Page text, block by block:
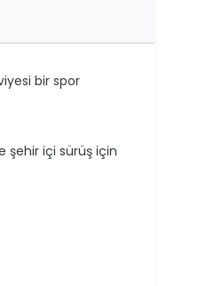
bir spor
şehir içi sürüş için